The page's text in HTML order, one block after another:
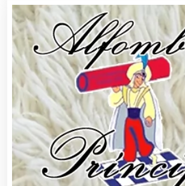
Ambulancias
Análisis Clínicos
Análisis de Aguas
Animadores de Eventos
Aparatos y Equipos Eléctricos